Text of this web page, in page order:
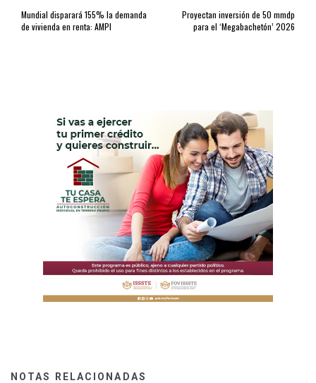
Mundial disparará 155% la demanda
de vivienda en renta: AMPI
Proyectan inversión de 50 mmdp
para el ‘Megabachetón’ 2026
NOTAS RELACIONADAS